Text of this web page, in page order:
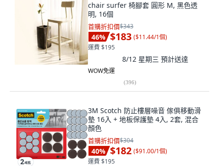
chair surfer 椅腳套 圓形 M, 黑色透
明, 16個
首購折扣價$343
46% $183 ($11.44/1個)
運費 $195
8/12 星期三 預計送達
WOW免運
(396)
3M Scotch 防止樓層噪音 傢俱移動滑
墊 16入 + 地板保護墊 4入, 2套, 混合
顏色
首購折扣價$304
40% $182 ($91.00/1個)
運費 $195